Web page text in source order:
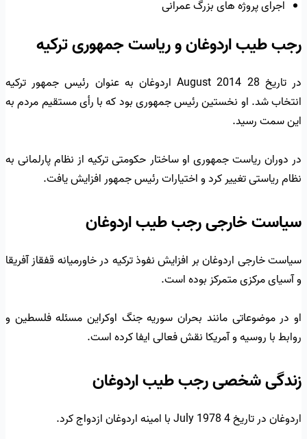
اجرای پروژه های بزرگ عمرانی
رجب طیب اردوغان و ریاست جمهوری ترکیه
در تاریخ 28 August 2014 اردوغان به عنوان رئیس جمهور ترکیه
انتخاب شد. او نخستین رئیس جمهوری بود که با رأی مستقیم مردم به
این سمت رسید.
در دوران ریاست جمهوری او ساختار حکومتی ترکیه از نظام پارلمانی به
نظام ریاستی تغییر کرد و اختیارات رئیس جمهور افزایش یافت.
سیاست خارجی رجب طیب اردوغان
سیاست خارجی اردوغان بر افزایش نفوذ ترکیه در خاورمیانه قفقاز آفریقا
و آسیای مرکزی متمرکز بوده است.
او در موضوعاتی مانند بحران سوریه جنگ اوکراین مسئله فلسطین و
روابط با روسیه و آمریکا نقش فعالی ایفا کرده است.
زندگی شخصی رجب طیب اردوغان
اردوغان در تاریخ 4 July 1978 با امینه اردوغان ازدواج کرد.